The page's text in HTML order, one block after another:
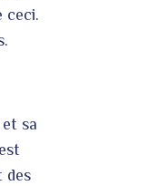
ceci.
sa
des